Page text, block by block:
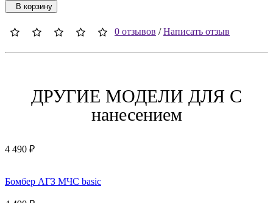
В корзину
0 отзывов /Написать отзыв
ДРУГИЕ МОДЕЛИ ДЛЯ C
нанесением
4 490 ₽
Бомбер АГЗ МЧС basic